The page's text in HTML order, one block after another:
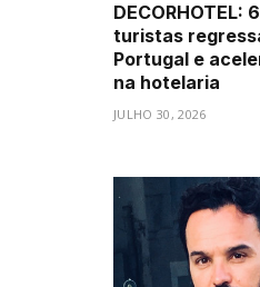
DECORHOTEL:
turistas
Portugal e
na hotelaria
JULHO 30, 2026